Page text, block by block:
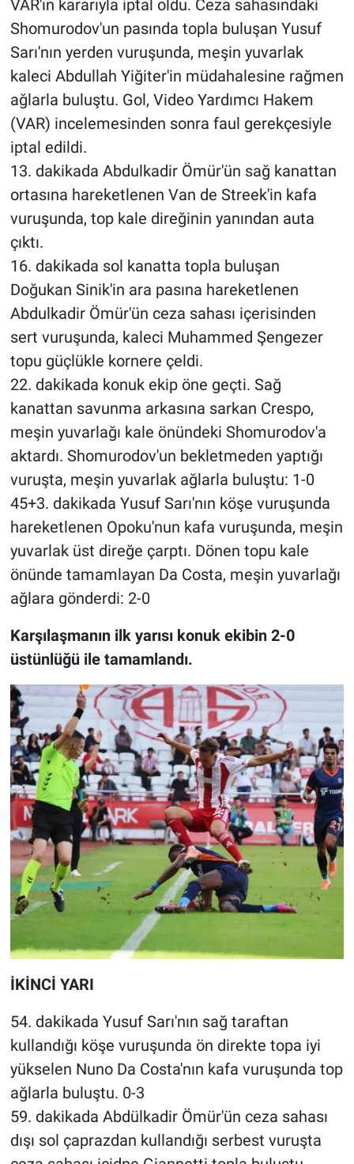
VAR'ın kararıyla iptal oldu. Ceza sahasındaki
Shomurodov'un pasında topla buluşan Yusuf
Sarı'nın yerden vuruşunda, meşin yuvarlak
kaleci Abdullah Yiğiter'in müdahalesine rağmen
ağlarla buluştu. Gol, Video Yardımcı Hakem
(VAR) incelemesinden sonra faul gerekçesiyle
iptal edildi.
13. dakikada Abdulkadir Ömür'ün sağ kanattan
ortasına hareketlenen Van de Streek'in kafa
vuruşunda, top kale direğinin yanından auta
çıktı.
16. dakikada sol kanatta topla buluşan
Doğukan Sinik'in ara pasına hareketlenen
Abdulkadir Ömür'ün ceza sahası içerisinden
sert vuruşunda, kaleci Muhammed Şengezer
topu güçlükle kornere çeldi.
22. dakikada konuk ekip öne geçti. Sağ
kanattan savunma arkasına sarkan Crespo,
meşin yuvarlağı kale önündeki Shomurodov'a
aktardı. Shomurodov'un bekletmeden yaptığı
vuruşta, meşin yuvarlak ağlarla buluştu: 1-0
45+3. dakikada Yusuf Sarı'nın köşe vuruşunda
hareketlenen Opoku'nun kafa vuruşunda, meşin
yuvarlak üst direğe çarptı. Dönen topu kale
önünde tamamlayan Da Costa, meşin yuvarlağı
ağlara gönderdi: 2-0
Karşılaşmanın ilk yarısı konuk ekibin 2-0
üstünlüğü ile tamamlandı.
İKİNCİ YARI
54. dakikada Yusuf Sarı'nın sağ taraftan
kullandığı köşe vuruşunda ön direkte topa iyi
yükselen Nuno Da Costa'nın kafa vuruşunda top
ağlarla buluştu. 0-3
59. dakikada Abdülkadir Ömür'ün ceza sahası
dışı sol çaprazdan kullandığı serbest vuruşta